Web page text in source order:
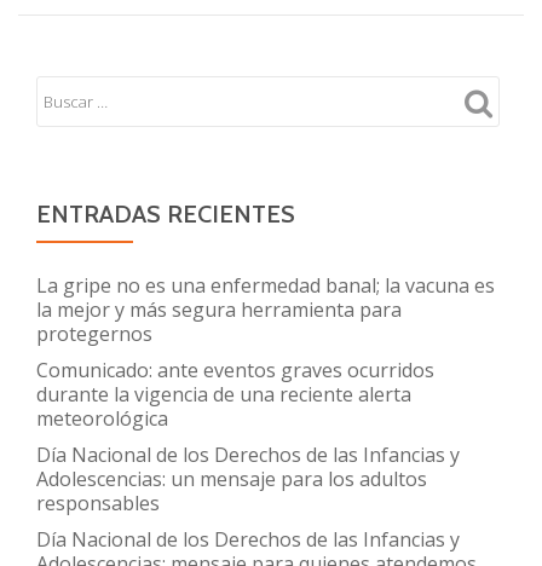
en
ENTRADAS RECIENTES
La gripe no es una enfermedad banal; la vacuna es
la mejor y más segura herramienta para
protegernos
Comunicado: ante eventos graves ocurridos
durante la vigencia de una reciente alerta
meteorológica
Día Nacional de los Derechos de las Infancias y
Adolescencias: un mensaje para los adultos
responsables
Día Nacional de los Derechos de las Infancias y